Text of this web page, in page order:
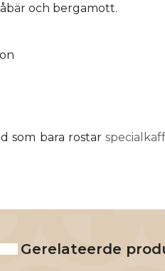
och bergamott.
som bara rostar
Gerelateerde